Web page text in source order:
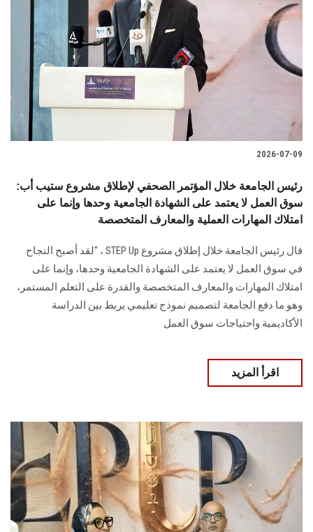
تواصل معنا
الطلاب
هيئة التدريس
الدراسات العليا
الموظفون
سجل الان
2026-07-09
رئيس الجامعة خلال المؤتمر الصحفي لإطلاق مشروع ستيب أب:
سوق العمل لا يعتمد على الشهادة الجامعية وحدها وإنما على
امتلاك المهارات العملية والمعارف المتخصصة
قال رئيس الجامعة خلال إطلاق مشروع STEP Up ، "لقد أصبح النجاح
في سوق العمل لا يعتمد على الشهادة الجامعية وحدها، وإنما على
امتلاك المهارات والمعارف المتخصصة والقدرة على التعلم المستمر،
وهو ما دفع الجامعة لتصميم نموذج تعليمي يربط بين الدراسة
الأكاديمية واحتياجات سوق العمل
اقرأ المزيد